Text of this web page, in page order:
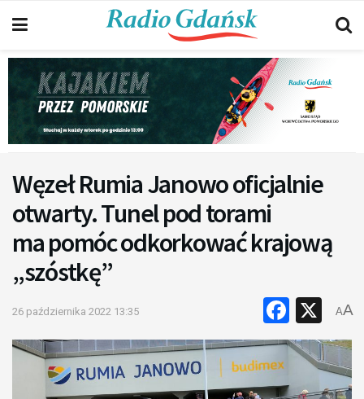
Węzeł Rumia Janowo oficjalnie
otwarty. Tunel pod torami
ma pomóc odkorkować krajową
„szóstkę”
26 października 2022 13:35 X
AA